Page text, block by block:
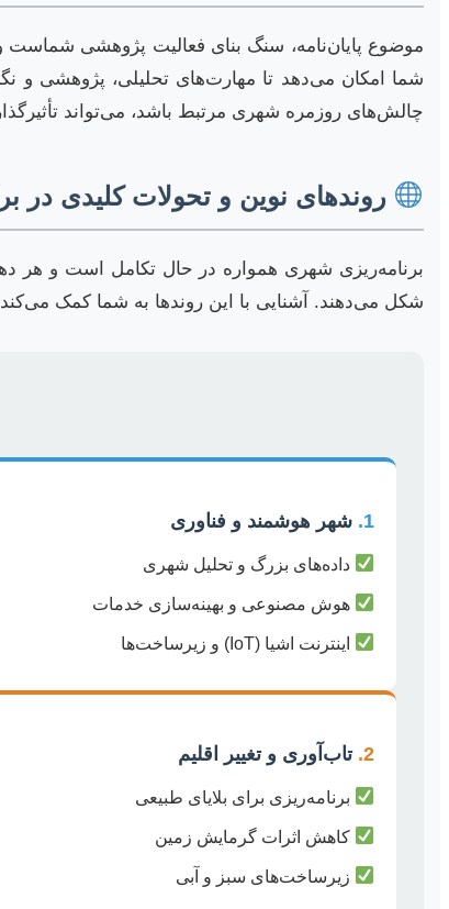
موضوع پایان‌نامه، سنگ بنای فعالیت پژوهشی شماست
شما امکان می‌دهد تا مهارت‌های تحلیلی، پژوهشی و
چالش‌های روزمره شهری مرتبط باشد، می‌تواند
روندهای نوین و تحولات کلیدی در
برنامه‌ریزی شهری همواره در حال تکامل است و هر
شکل می‌دهند. آشنایی با این روندها به شما کمک می‌کند
1. شهر هوشمند و فناوری
داده‌های بزرگ و تحلیل شهری
هوش مصنوعی و بهینه‌سازی خدمات
اینترنت اشیا (IoT) و زیرساخت‌ها
2. تاب‌آوری و تغییر اقلیم
برنامه‌ریزی برای بلایای طبیعی
کاهش اثرات گرمایش زمین
زیرساخت‌های سبز و آبی